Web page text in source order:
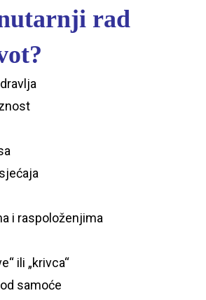
rad
i raspoloženjima
ili „krivca“
samoće